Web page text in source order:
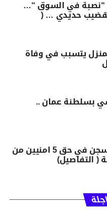
“نصبة في السوق “…
حديدي … (
يتسبب في وفاة
بسلطنة عمان ..
ابطاقة ايداع بالسجن في حق 5 امنيين من
( التفاصيل)